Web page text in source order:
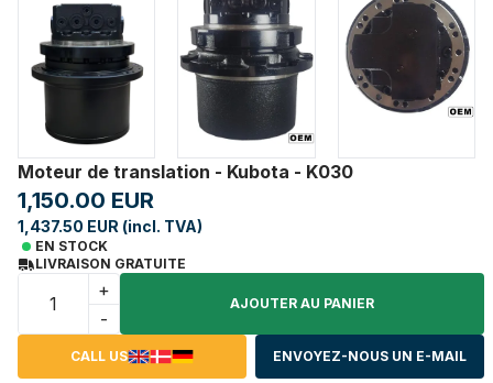
Moteur de translation - Kubota - K030
1,150.00 EUR
1,437.50 EUR (incl. TVA)
EN STOCK
LIVRAISON GRATUITE
+
-
AJOUTER AU PANIER
CALL US ENVOYEZ-NOUS UN E-MAIL